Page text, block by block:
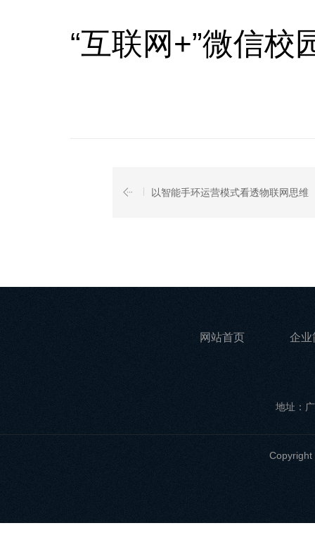
“互联网+”微信校
以智能手环运营模式看透物联网思维
网站首页 企业
地址：